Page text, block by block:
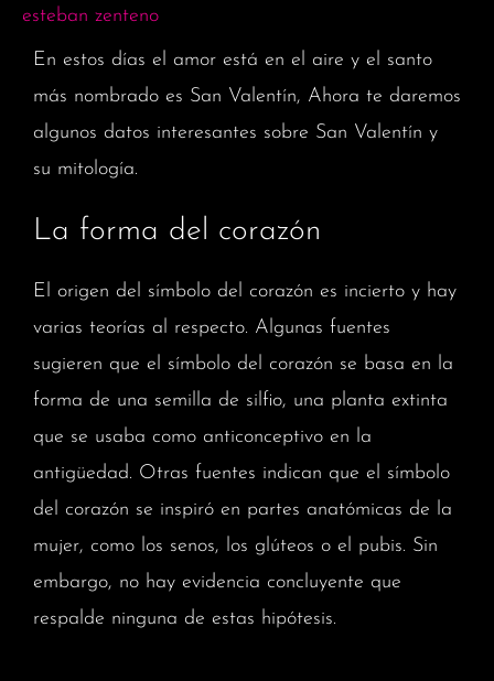
esteban zenteno
En estos días el amor está en el aire y el santo
más nombrado es San Valentín, Ahora te daremos
algunos datos interesantes sobre San Valentín y
su mitología.
La forma del corazón
El origen del símbolo del corazón es incierto y hay
varias teorías al respecto. Algunas fuentes
sugieren que el símbolo del corazón se basa en la
forma de una semilla de silfio, una planta extinta
que se usaba como anticonceptivo en la
antigüedad. Otras fuentes indican que el símbolo
del corazón se inspiró en partes anatómicas de la
mujer, como los senos, los glúteos o el pubis. Sin
embargo, no hay evidencia concluyente que
respalde ninguna de estas hipótesis.